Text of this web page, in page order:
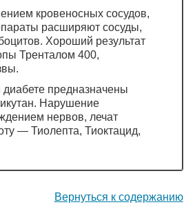
кровеносных сосудов,
расширяют сосуды,
Хороший результат
Тренталом 400,
предназначены
Нарушение
нервов, лечат
— Тиолепта, Тиоктацид,
Вернуться к содержанию